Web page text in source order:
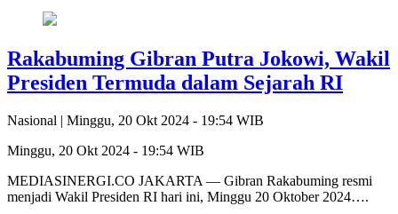
Rakabuming Gibran Putra Jokowi, Wakil
Presiden Termuda dalam Sejarah RI
Nasional | Minggu, 20 Okt 2024 - 19:54 WIB
Minggu, 20 Okt 2024 - 19:54 WIB
MEDIASINERGI.CO JAKARTA — Gibran Rakabuming resmi
menjadi Wakil Presiden RI hari ini, Minggu 20 Oktober 2024….